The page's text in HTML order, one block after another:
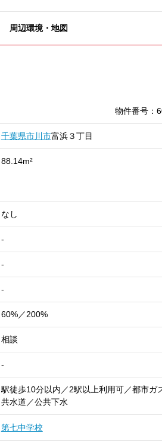
周辺環境・地図
物件番号 ：
千葉県市川市富浜３丁目
88.14m²
なし
-
-
-
60%／200%
相談
-
駅徒歩10分以内／2駅以上利用可／都市ガ
共水道／公共下水
第七中学校